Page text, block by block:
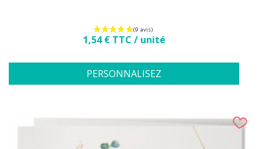
Prix
1,54 € TTC / unité
PERSONNALISEZ